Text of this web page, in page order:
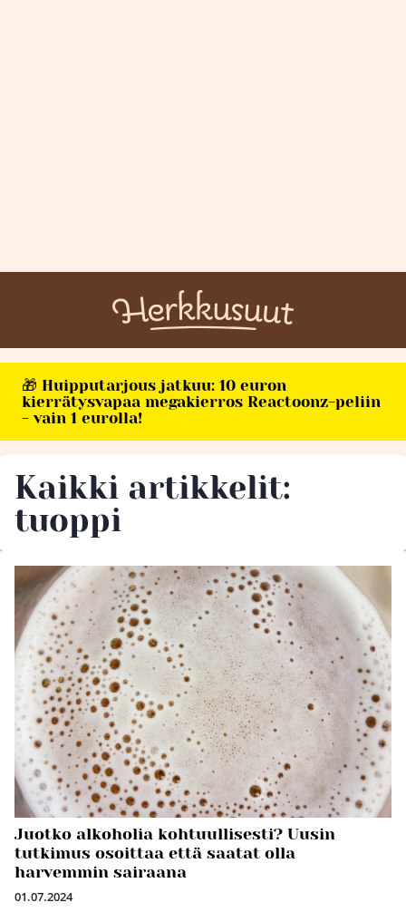
🎁 Huipputarjous jatkuu: 10 euron
kierrätysvapaa megakierros Reactoonz-peliin
- vain 1 eurolla!
Kaikki artikkelit:
tuoppi
Juotko alkoholia kohtuullisesti? Uusin
tutkimus osoittaa että saatat olla
harvemmin sairaana
01.07.2024